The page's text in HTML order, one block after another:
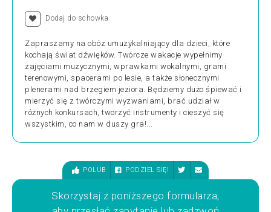
Dodaj do schowka
Zapraszamy na obóz umuzykalniający dla dzieci, które
kochają świat dźwięków. Twórcze wakacje wypełnimy
zajęciami muzycznymi, wprawkami wokalnymi, grami
terenowymi, spacerami po lesie, a także słonecznymi
plenerami nad brzegiem jeziora. Będziemy dużo śpiewać i
mierzyć się z twórczymi wyzwaniami, brać udział w
różnych konkursach, tworzyć instrumenty i cieszyć się
wszystkim, co nam w duszy gra!...
POLUB PODZIEL SIĘ!
Skorzystaj z poniższego formularza,